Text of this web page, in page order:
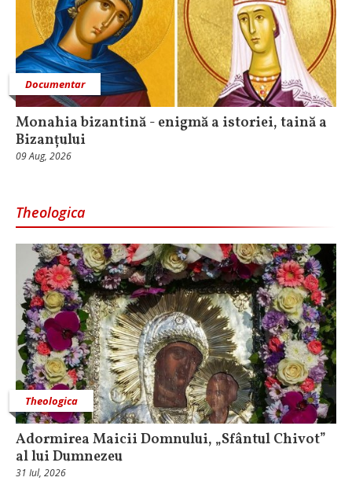
Documentar
Monahia bizantină - enigmă a istoriei, taină a
Bizanțului
09 Aug, 2026
Theologica
Theologica
Adormirea Maicii Domnului, „Sfântul Chivot”
al lui Dumnezeu
31 Iul, 2026